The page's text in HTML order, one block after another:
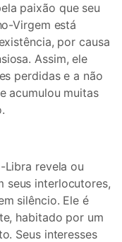
paixão que seu
Virgem está
por causa
Assim, ele
perdidas e a não
acumulou muitas
Libra revela ou
seus interlocutores,
silêncio. Ele é
habitado por um
Seus interesses